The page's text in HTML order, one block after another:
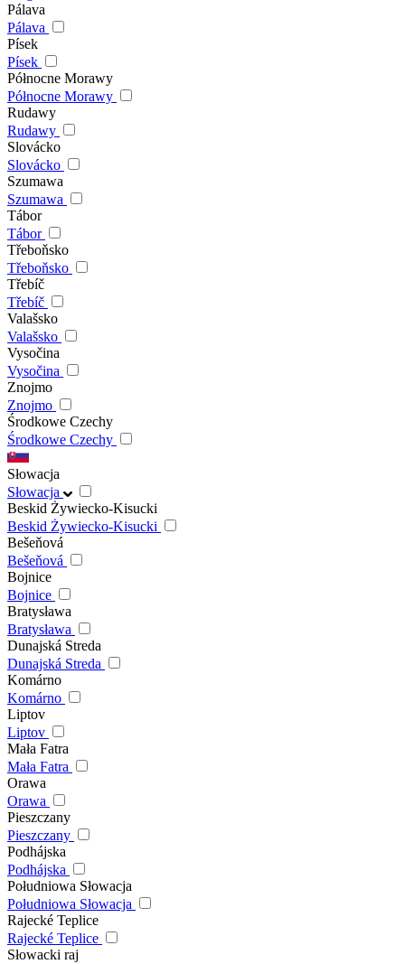
Pálava
Pálava
Písek
Písek
Północne Morawy
Północne Morawy
Rudawy
Rudawy
Slovácko
Slovácko
Szumawa
Szumawa
Tábor
Tábor
Třeboňsko
Třeboňsko
Třebíč
Třebíč
Valašsko
Valašsko
Vysočina
Vysočina
Znojmo
Znojmo
Środkowe Czechy
Środkowe Czechy
Słowacja
Słowacja
Beskid Żywiecko-Kisucki
Beskid Żywiecko-Kisucki
Bešeňová
Bešeňová
Bojnice
Bojnice
Bratysława
Bratysława
Dunajská Streda
Dunajská Streda
Komárno
Komárno
Liptov
Liptov
Mała Fatra
Mała Fatra
Orawa
Orawa
Pieszczany
Pieszczany
Podhájska
Podhájska
Południowa Słowacja
Południowa Słowacja
Rajecké Teplice
Rajecké Teplice
Słowacki raj